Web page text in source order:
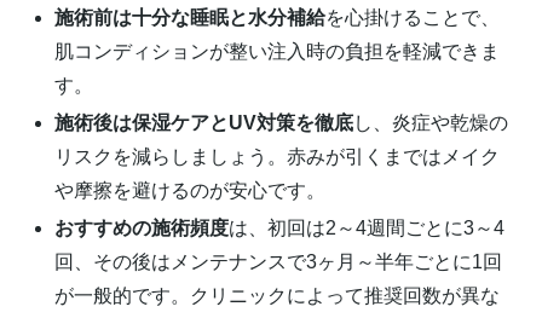
施術前は十分な睡眠と水分補給を心掛けることで、
肌コンディションが整い注入時の負担を軽減できま
す。
施術後は保湿ケアとUV対策を徹底し、炎症や乾燥の
リスクを減らしましょう。赤みが引くまではメイク
や摩擦を避けるのが安心です。
おすすめの施術頻度は、初回は2～4週間ごとに3～4
回、その後はメンテナンスで3ヶ月～半年ごとに1回
が一般的です。クリニックによって推奨回数が異な